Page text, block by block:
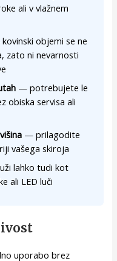
ali v vlažnem
objemi se ne
zato ni nevarnosti
— potrebujete le
obiska servisa ali
— prilagodite
vašega skiroja
lahko tudi kot
ali LED luči
uporabo brez